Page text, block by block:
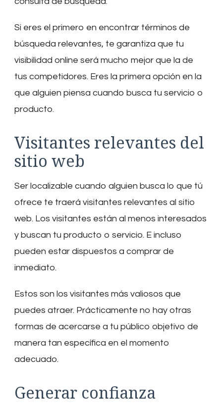
Si eres el primero en encontrar términos de
búsqueda relevantes, te garantiza que tu
visibilidad online será mucho mejor que la de
tus competidores. Eres la primera opción en la
que alguien piensa cuando busca tu servicio o
producto.
Visitantes relevantes del
sitio web
Ser localizable cuando alguien busca lo que tú
ofrece te traerá visitantes relevantes al sitio
web. Los visitantes están al menos interesados
​​y buscan tu producto o servicio. E incluso
pueden estar dispuestos a comprar de
inmediato.
Estos son los visitantes más valiosos que
puedes atraer. Prácticamente no hay otras
formas de acercarse a tu público objetivo de
manera tan específica en el momento
adecuado.
Generar confianza